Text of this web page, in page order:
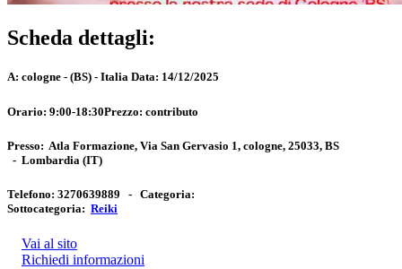
Scheda dettagli:
A: cologne - (BS) - Italia Data: 14/12/2025
Orario: 9:00-18:30Prezzo: contributo
Presso: Atla Formazione, Via San Gervasio 1, cologne, 25033, BS
- Lombardia (IT)
Telefono: 3270639889 - Categoria:
Sottocategoria: Reiki
Vai al sito
Richiedi informazioni